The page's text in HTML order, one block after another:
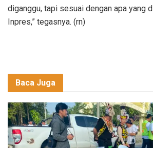
diganggu, tapi sesuai dengan apa yang
Inpres,” tegasnya. (rn)
Baca Juga